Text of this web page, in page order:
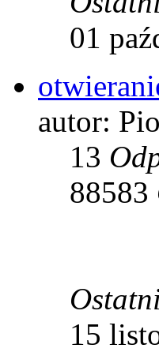
01
autor:
13
88583
15